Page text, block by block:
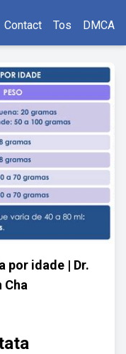
Contact Tos DMCA
por idade | Dr.
Cha